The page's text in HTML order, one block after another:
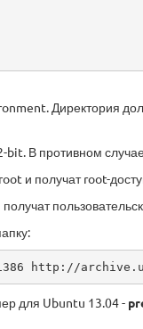
Директория
В противном
и получат root-
http://
для Ubuntu 13.04 -